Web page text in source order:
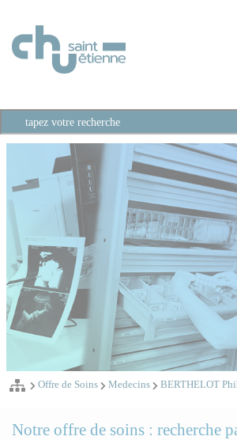
Offre de Soins Medecins BERTHELOT
Notre offre de soins : recherche